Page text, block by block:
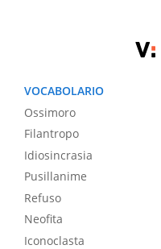
VOCABOLARIO
Ossimoro
Filantropo
Idiosincrasia
Pusillanime
Refuso
Neofita
Iconoclasta